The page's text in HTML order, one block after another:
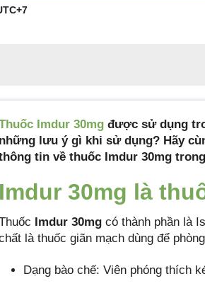
Imdur 30mg được sử dụng
những lưu ý gì khi sử dụng? Hãy
tin về thuốc Imdur 30mg
Imdur 30mg là
Imdur 30mg có thành phần là
là thuốc giãn mạch dùng để
Dạng bào chế: Viên phóng thích